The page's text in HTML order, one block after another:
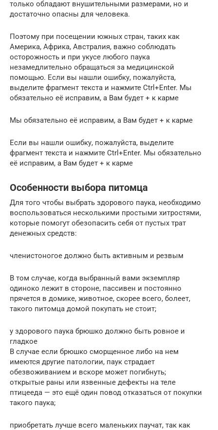
только обладают внушительными размерами, но и
достаточно опасны для человека.
Поэтому при посещении южных стран, таких как
Америка, Африка, Австралия, важно соблюдать
осторожность и при укусе любого паука
незамедлительно обращаться за медицинской
помощью. Если вы нашли ошибку, пожалуйста,
выделите фрагмент текста и нажмите Ctrl+Enter. Мы
обязательно её исправим, а Вам будет + к карме
Мы обязательно её исправим, а Вам будет + к карме
Если вы нашли ошибку, пожалуйста, выделите
фрагмент текста и нажмите Ctrl+Enter. Мы обязательно
её исправим, а Вам будет + к карме
Особенности выбора питомца
Для того чтобы выбрать здорового паука, необходимо
воспользоваться несколькими простыми хитростями,
которые помогут обезопасить себя от пустых трат
денежных средств:
членистоногое должно быть активным и резвым
В том случае, когда выбранный вами экземпляр
одиноко лежит в стороне, пассивен и постоянно
прячется в домике, животное, скорее всего, болеет,
такого питомца домой покупать не стоит;
у здорового паука брюшко должно быть ровное и
гладкое
В случае если брюшко сморщенное либо на нем
имеются другие патологии, паук страдает
обезвоживанием и вскоре может погибнуть;
открытые раны или язвенные дефекты на теле
птицееда — это ещё один повод отказаться от покупки
такого паука;
приобретать лучше всего маленьких паучат, так как